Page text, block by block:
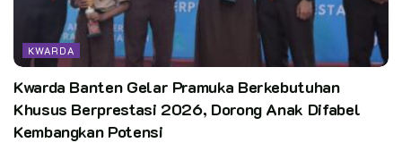
KWARDA
Kwarda Banten Gelar Pramuka Berkebutuhan
Khusus Berprestasi 2026, Dorong Anak Difabel
Kembangkan Potensi